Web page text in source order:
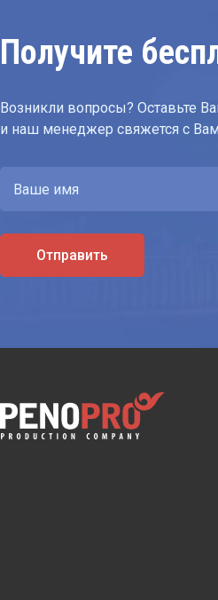
Получите
Возникли вопросы? Оставьте
и наш менеджер свяжется с
Отправить